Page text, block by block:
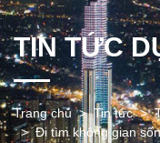
TIN TỨC
Trang chủ Tin tức
Đi tìm không gian